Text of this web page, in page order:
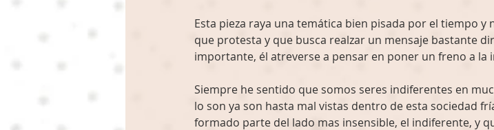
Esta pieza raya una temática bien pisada por el tiempo
que protesta y que busca realzar un mensaje bastante
importante, él atreverse a pensar en poner un freno a la
Siempre he sentido que somos seres indiferentes en
lo son ya son hasta mal vistas dentro de esta sociedad
formado parte del lado mas insensible, el indiferente, y